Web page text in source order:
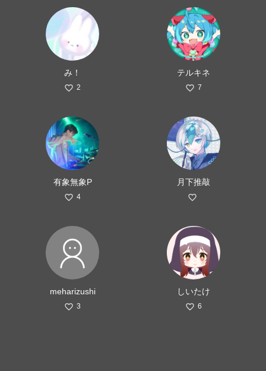
み！
2
テルキネ
7
有象無象P
4
月下推敲
meharizushi
3
しいたけ
6